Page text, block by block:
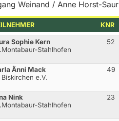
Weinand / Anne Horst-Saur
KNR
Sophie Kern
Stahlhofen
52
Änni Mack
Biskirchen e.V.
49
Nink
Stahlhofen
23